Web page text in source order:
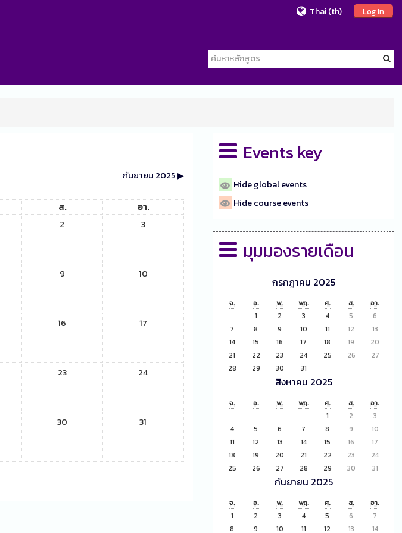
Log In
Thai ‎(th)‎
กันยายน 2025▶︎
ส.
อา.
2 3
9 10
16 17
23 24
30 31
Events key
Hide global events
Hide course events
มุมมองรายเดือน
กรกฎาคม 2025
จ. อ. พ. พฤ. ศ. ส.
อา.
1
2 3 4 5
6
7
8 9 10 11 12
13
14
15 16 17 18 19
20
21
22 23 24 25 26
27
28
29 30 31
สิงหาคม 2025
จ. อ. พ. พฤ. ศ. ส.
อา.
1
2
3
4
5 6 7 8 9
10
11
12 13 14 15 16
17
18
19 20 21 22 23
24
25
26 27 28 29 30 31
กันยายน 2025
จ. อ. พ. พฤ. ศ. ส.
อา.
1
2 3 4 5 6
7
8
9 10 11 12 13
14